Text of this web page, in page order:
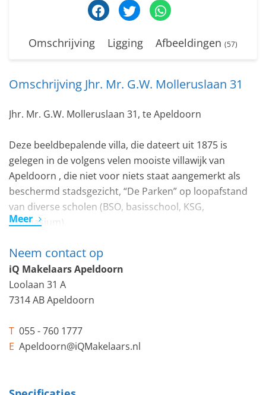
Omschrijving Ligging Afbeeldingen (57)
Omschrijving Jhr. Mr. G.W. Molleruslaan 31
Jhr. Mr. G.W. Molleruslaan 31, te Apeldoorn
Deze beeldbepalende villa, die dateert uit 1875 is
gelegen in de volgens velen mooiste villawijk van
Apeldoorn , die niet voor niets staat aangemerkt als
beschermd stadsgezicht, “De Parken” op loopafstand
van diverse scholen (BSO, basisschool, KSG,
gymnasium).
De villa die de naam “Villa Beth-El" heeft gedragen, is
vorstelijk bedeeld met 353 m2 woonoppervlakte en
965m2 eigen grond.
gepensioneerde Luitenant Kolonel van het Oost-
Indisch leger, Simon Dirk Kramers. De huidige
De Villa is in opdracht van de huidige bewoner
Meer
Neem contact op
iQ Makelaars Apeldoorn
Loolaan 31 A
7314 AB Apeldoorn
T 055 - 760 1777
E Apeldoorn@iQMakelaars.nl